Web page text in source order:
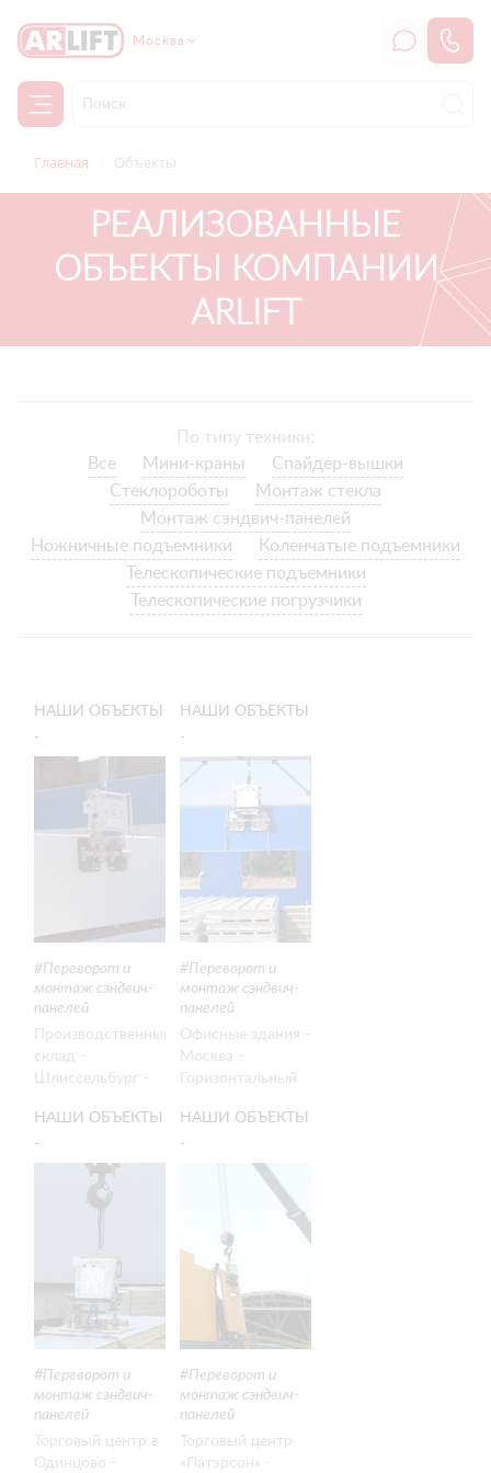
Москва
Главная Объекты
РЕАЛИЗОВАННЫЕ
ОБЪЕКТЫ КОМПАНИИ
ARLIFT
По типу техники:
Все
Мини-краны
Спайдер-вышки
Стеклороботы
Монтаж стекла
Монтаж сэндвич-панелей
Ножничные подъемники
Коленчатые подъемники
Телескопические подъемники
Телескопические погрузчики
НАШИ ОБЪЕКТЫ
-
ПРОИЗВОДСТВЕННЫЙ
СКЛАД -
ГОРИЗОНТАЛЬНЫЙ
СТЕНОВЫХ
Переворот и
монтаж сэндвич-
панелей
Производственный
склад -
Шлиссельбург -
монтаж стеновых
сэндвич-панелей
- Clad Boy 3
НАШИ ОБЪЕКТЫ
-
ГОРИЗОНТАЛЬНЫЙ
МОНТАЖ
СТЕНОВЫХ
ПАНЕЛЕЙ
Переворот и
монтаж сэндвич-
панелей
Офисные здания -
Москва -
Горизонтальный
сэндвич-панелей
- Clad Boy 2
НАШИ ОБЪЕКТЫ
-
ВЕРТИКАЛЬНЫЙ
МОНТАЖ
ПАНЕЛЕЙ ДО 12
Переворот и
монтаж сэндвич-
панелей
Торговый центр в
Одинцово -
НАШИ ОБЪЕКТЫ
-
ВЕРТИКАЛЬНЫЙ
СЭНДВИЧ-
ПАНЕЛЕЙ
Переворот и
монтаж сэндвич-
панелей
Торговый центр
«Патэрсон» -